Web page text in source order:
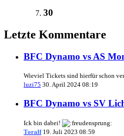
30
Letzte Kommentare
BFC Dynamo vs AS
Wieviel Tickets sind hierfür schon
luzi75 30. April 2024 08:19
BFC Dynamo vs SV
Ick bin dabei!
Toralf 19. Juli 2023 08:59